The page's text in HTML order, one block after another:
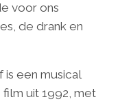
voor ons
de drank en
een musical
uit 1992, met